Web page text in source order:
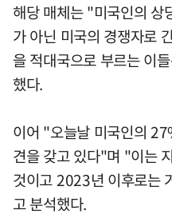
해당 매체는 "미국인의 상
가 아닌 미국의 경쟁자로
을 적대국으로 부르는 이
했다.
이어 "오늘날 미국인의
견을 갖고 있다"며 "이는
것이고 2023년 이후로는
고 분석했다.